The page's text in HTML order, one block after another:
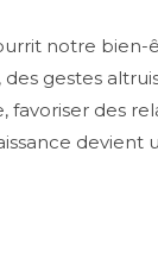
notre
gestes
des